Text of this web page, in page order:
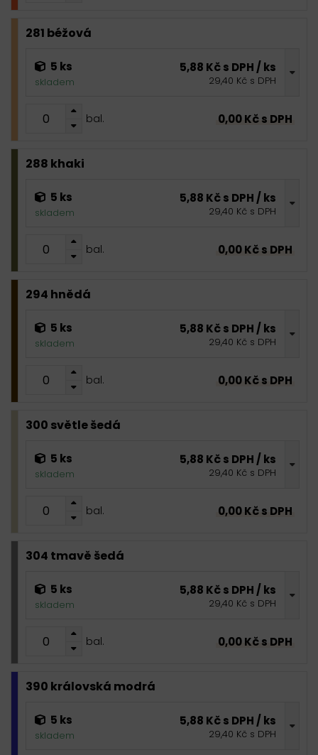
281 béžová
5 ks
skladem
5,88 Kč s DPH / ks
29,40 Kč s DPH
bal. 0,00 Kč s DPH
288 khaki
5 ks
skladem
5,88 Kč s DPH / ks
29,40 Kč s DPH
bal. 0,00 Kč s DPH
294 hnědá
5 ks
skladem
5,88 Kč s DPH / ks
29,40 Kč s DPH
bal. 0,00 Kč s DPH
300 světle šedá
5 ks
skladem
5,88 Kč s DPH / ks
29,40 Kč s DPH
bal. 0,00 Kč s DPH
304 tmavě šedá
5 ks
skladem
5,88 Kč s DPH / ks
29,40 Kč s DPH
bal. 0,00 Kč s DPH
390 královská modrá
5 ks
skladem
5,88 Kč s DPH / ks
29,40 Kč s DPH